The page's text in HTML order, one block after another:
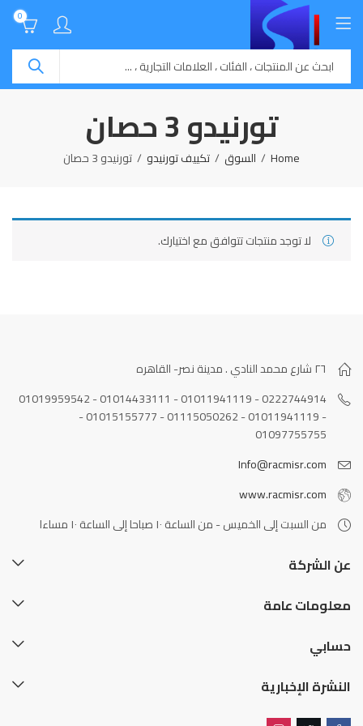
0
تورنيدو 3 حصان
Home السوق تكييف تورنيدو تورنيدو 3 حصان
لا توجد منتجات تتوافق مع اختيارك.
٢٦ شارع محمد النادي . مدينة نصر- القاهره
0222744914 - 01011941119 - 01014433111 - 01019959542
- 01011941119 - 01115050262 - 01015155777 -
01097755755
Info@racmisr.com
www.racmisr.com
من السبت إلى الخميس - من الساعة ١٠ صباحا إلى الساعة ١٠ مساءا
عن الشركة
معلومات عامة
حسابي
النشرة الإخبارية